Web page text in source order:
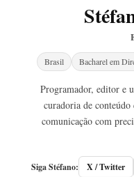
Brasil Bacharel em
Programador, editor e
curadoria de
comunicação com
Siga Stéfano: X / Twitter